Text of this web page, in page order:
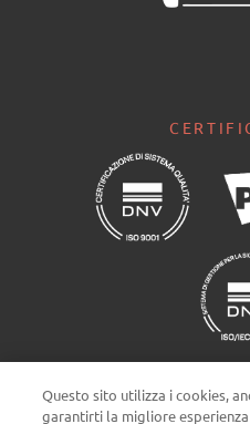
Questo sito utilizza i cookies,
garantirti la migliore